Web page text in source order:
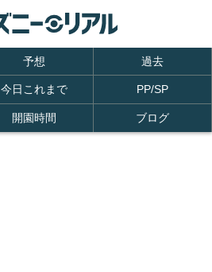
予想 過去
今日これまで PP/SP
開園時間 ブログ